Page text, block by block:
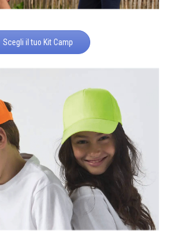
Scegli il tuo Kit Camp